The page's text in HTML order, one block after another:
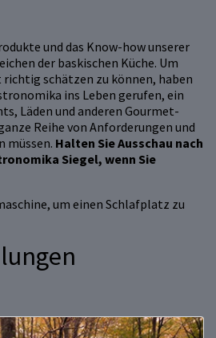
und das Know-how unserer
der baskischen Küche. Um
schätzen zu können, haben
ins Leben gerufen, ein
Läden und anderen Gourmet-
Reihe von Anforderungen und
müssen. Halten Sie Ausschau nach
Siegel, wenn Sie
um einen Schlafplatz zu